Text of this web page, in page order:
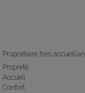
Propriétaire très
Propreté
Accueil
Confort